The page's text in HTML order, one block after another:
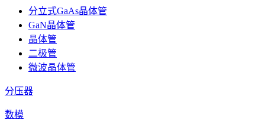
分立式GaAs晶体管
GaN晶体管
晶体管
二极管
微波晶体管
分压器
数模